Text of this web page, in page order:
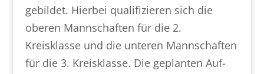
gebildet. Hierbei qualifizieren sich die
oberen Mannschaften für die 2.
Kreisklasse und die unteren Mannschaften
für die 3. Kreisklasse. Die geplanten Auf-